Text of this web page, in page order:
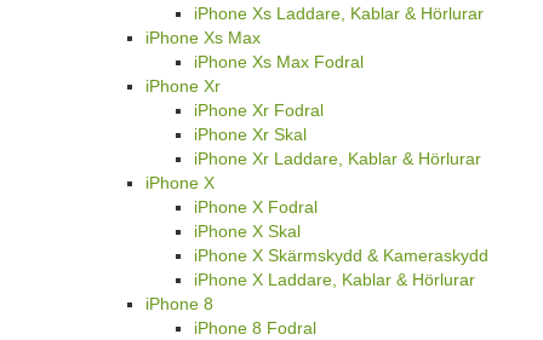
iPhone Xs Laddare, Kablar & Hörlurar
iPhone Xs Max
iPhone Xs Max Fodral
iPhone Xr
iPhone Xr Fodral
iPhone Xr Skal
iPhone Xr Laddare, Kablar & Hörlurar
iPhone X
iPhone X Fodral
iPhone X Skal
iPhone X Skärmskydd & Kameraskydd
iPhone X Laddare, Kablar & Hörlurar
iPhone 8
iPhone 8 Fodral